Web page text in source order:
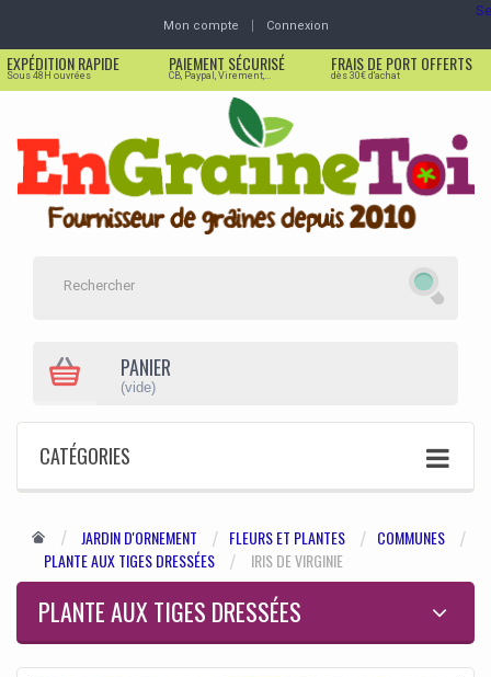
Mon compte Connexion
EXPÉDITION RAPIDE
Sous 48H ouvrées
PAIEMENT SÉCURISÉ
CB, Paypal, Virement,...
FRAIS DE PORT OFFERTS
dès 30€ d'achat
PANIER
(vide)
CATÉGORIES
JARDIN D'ORNEMENT FLEURS ET PLANTES
COMMUNES
PLANTE AUX TIGES DRESSÉES
IRIS DE VIRGINIE
PLANTE AUX TIGES DRESSÉES